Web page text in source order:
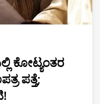
ಕೋಟ್ಯಂತರ
ಪತ್ತೆ;